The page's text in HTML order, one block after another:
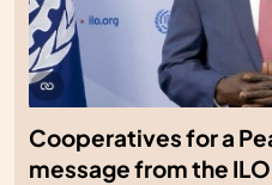
Cooperatives for a
message from the